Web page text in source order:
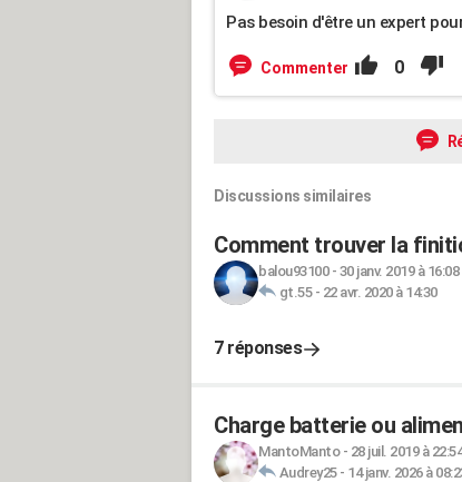
Pas besoin d'être un expert
Commenter 0
Discussions similaires
Comment trouver la
balou93100- 30 janv. 2019 à 16:08
gt.55- 22 avr. 2020 à 14:30
7 réponses
Charge batterie ou
MantoManto- 28 juil. 2019 à 22:54
Audrey25- 14 janv. 2026 à